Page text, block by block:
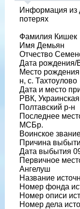
Информация из
потерях
Фамилия Кишек
Имя Демьян
Отчество
Дата рождения/
Место
н, с. Тахтоулово
Дата и место
РВК,
Полтавский р-н
Последнее
МСБр.
Воинское
Причина
Дата выбытия
Первичное
Ангелуш
Название
Номер фонда
Номер описи
Номер дела